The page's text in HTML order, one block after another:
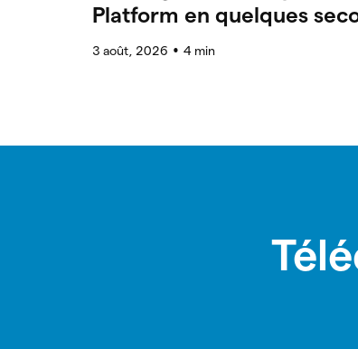
Platform en quelques
3 août, 2026 ● 4 min